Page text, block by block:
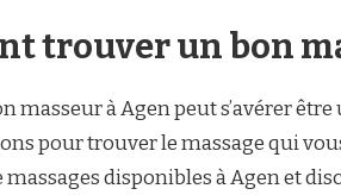
trouver un bon
masseur à Agen peut s’avérer
pour trouver le massage qui
disponibles à Agen et